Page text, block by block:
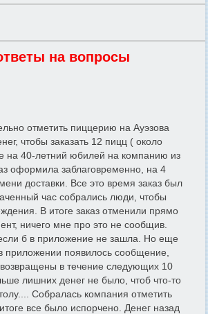
на вопросы
отметить пиццерию на Ауэзова
чтобы заказать 12 пицц ( около
на 40-летний юбилей на компанию из
оформила заблаговременно, на 4
доставки. Все это время заказ был
час собрались люди, чтобы
В итоге заказ отменили прямо
ничего мне про это не сообщив.
б в приложение не зашла. Но еще
приложении появилось сообщение,
возвращены в течение следующих 10
лишних денег не было, чтоб что-то
Собралась компания отметить
все было испорчено. Денег назад